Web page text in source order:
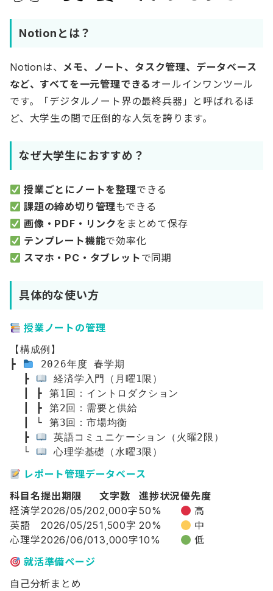
Notionとは？
Notionは、 メモ、ノート、タスク管理、データベース
など、すべてを一元管理できる オールインワンツール
です。「デジタルノート界の最終兵器」と呼ばれるほ
ど、大学生の間で圧倒的な人気を誇ります。
なぜ大学生におすすめ？
授業ごとにノートを整理できる
課題の締め切り管理もできる
画像・PDF・リンクをまとめて保存
テンプレート機能で効率化
スマホ・PC・タブレット で同期
具体的な使い方
授業ノートの管理
【構成例】
┣
2026年度 春学期
  ┣
経済学入門（月曜1限）
  ┃ ┣ 第1回：イントロダクション
  ┃ ┣ 第2回：需要と供給
  ┃ └ 第3回：市場均衡
  ┣
英語コミュニケーション（火曜2限）
  └
レポート管理データベース
科目名提出期限 文字数 進捗状況優先度
経済学2026/05/202,000字50%
高
英語
2026/05/251,500字 20%
中
心理学2026/06/013,000字10%
低
就活準備ページ
自己分析まとめ